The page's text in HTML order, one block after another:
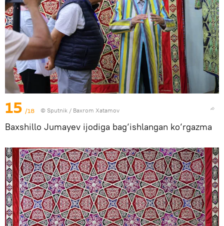
15 /18 © Sputnik / Baxrom Xatamov
Baxshillo Jumayev ijodiga bag‘ishlangan ko‘rgazma